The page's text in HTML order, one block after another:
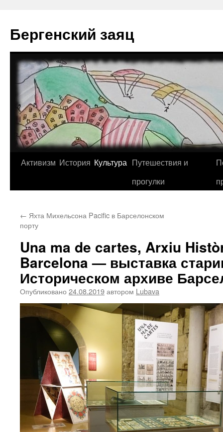
содержимому
Бергенский заяц
Активизм История Культура Путешествия и
прогулки
← Яхта Михельсона Pacific в Барселонском
порту
Una ma de cartes, Arxiu
Barcelona — выставка
Историческом архиве
Опубликовано 24.08.2019автором Lubava